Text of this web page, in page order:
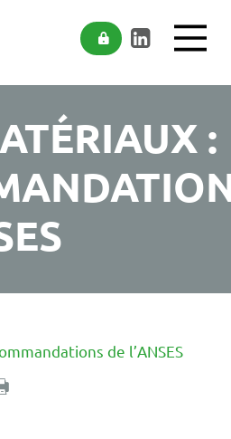
:
de l’ANSES
sur Twitter